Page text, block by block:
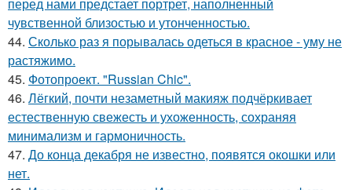
чувственной близостью и утонченностью.
44. Сколько раз я порывалась одеться в красное - уму не
растяжимо.
45. Фотопроект. "Russian Chic".
46. Лёгкий, почти незаметный макияж подчёркивает
естественную свежесть и ухоженность, сохраняя
минимализм и гармоничность.
47. До конца декабря не известно, появятся окошки или
нет.